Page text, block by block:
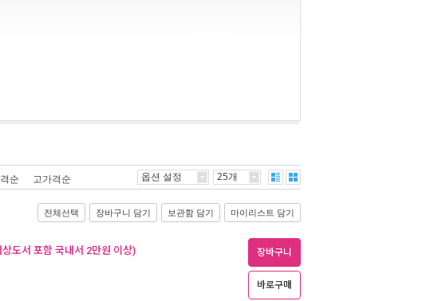
순 고가격순 옵션 설정 25개
전체선택 장바구니 담기 보관함 담기 마이리스트 담기
도서 포함 국내서 2만원 이상) 장바구니
바로구매